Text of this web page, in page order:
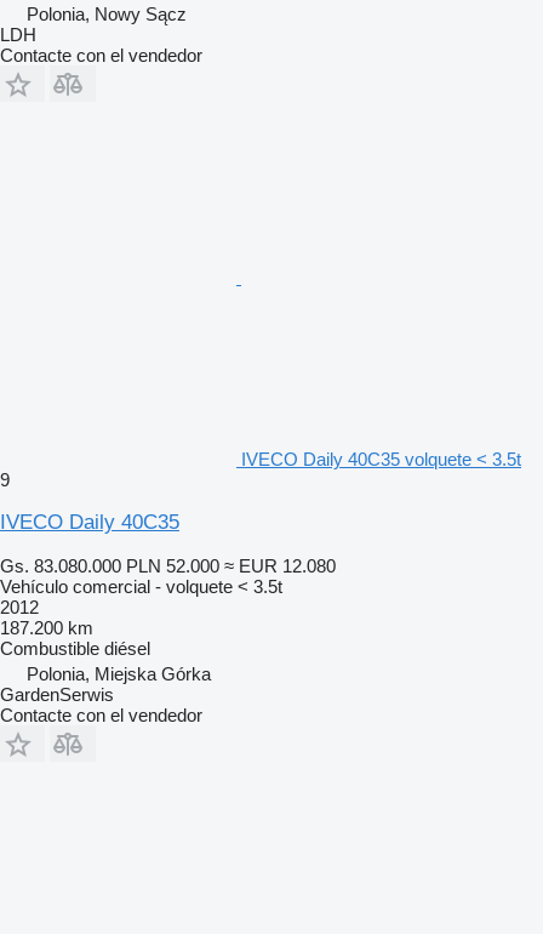
Polonia, Nowy Sącz
LDH
Contacte con el vendedor
IVECO Daily 40C35 volquete < 3.5t
9
IVECO Daily 40C35
Gs. 83.080.000 PLN 52.000 ≈ EUR 12.080
Vehículo comercial - volquete < 3.5t
2012
187.200 km
Combustible diésel
Polonia, Miejska Górka
GardenSerwis
Contacte con el vendedor